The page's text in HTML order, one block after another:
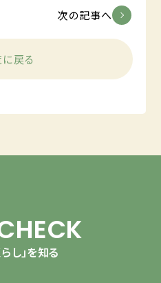
次の記事へ
戻る
し」を知る